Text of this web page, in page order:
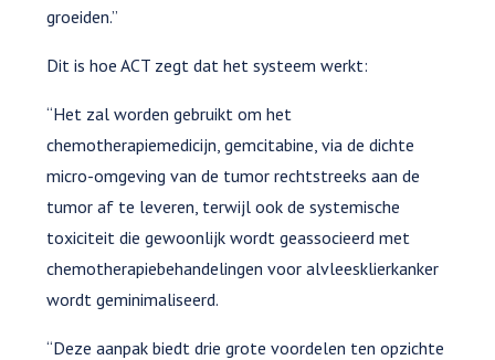
groeiden.”
Dit is hoe ACT zegt dat het systeem werkt:
“Het zal worden gebruikt om het
chemotherapiemedicijn, gemcitabine, via de dichte
micro-omgeving van de tumor rechtstreeks aan de
tumor af te leveren, terwijl ook de systemische
toxiciteit die gewoonlijk wordt geassocieerd met
chemotherapiebehandelingen voor alvleesklierkanker
wordt geminimaliseerd.
“Deze aanpak biedt drie grote voordelen ten opzichte